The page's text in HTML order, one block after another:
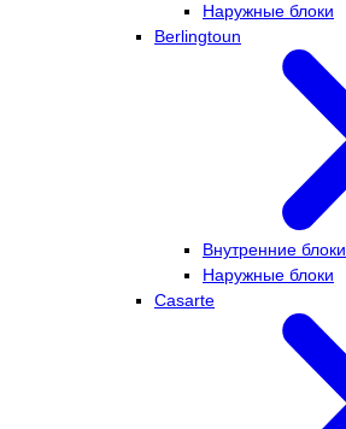
Наружные блоки
Berlingtoun
Внутренние блоки
Наружные блоки
Casarte